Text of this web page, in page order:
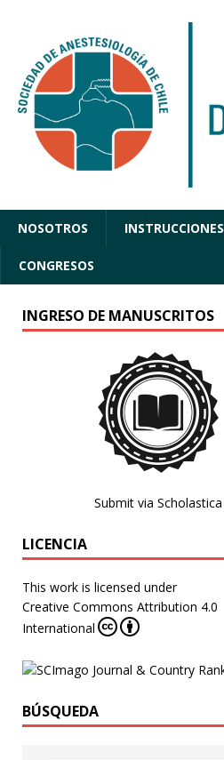
NOSOTROS INSTRUCCIONES
CONGRESOS
INGRESO DE MANUSCRITOS
Submit via Scholastica
LICENCIA
This work is licensed under
Creative Commons Attribution 4.0
International
BÚSQUEDA